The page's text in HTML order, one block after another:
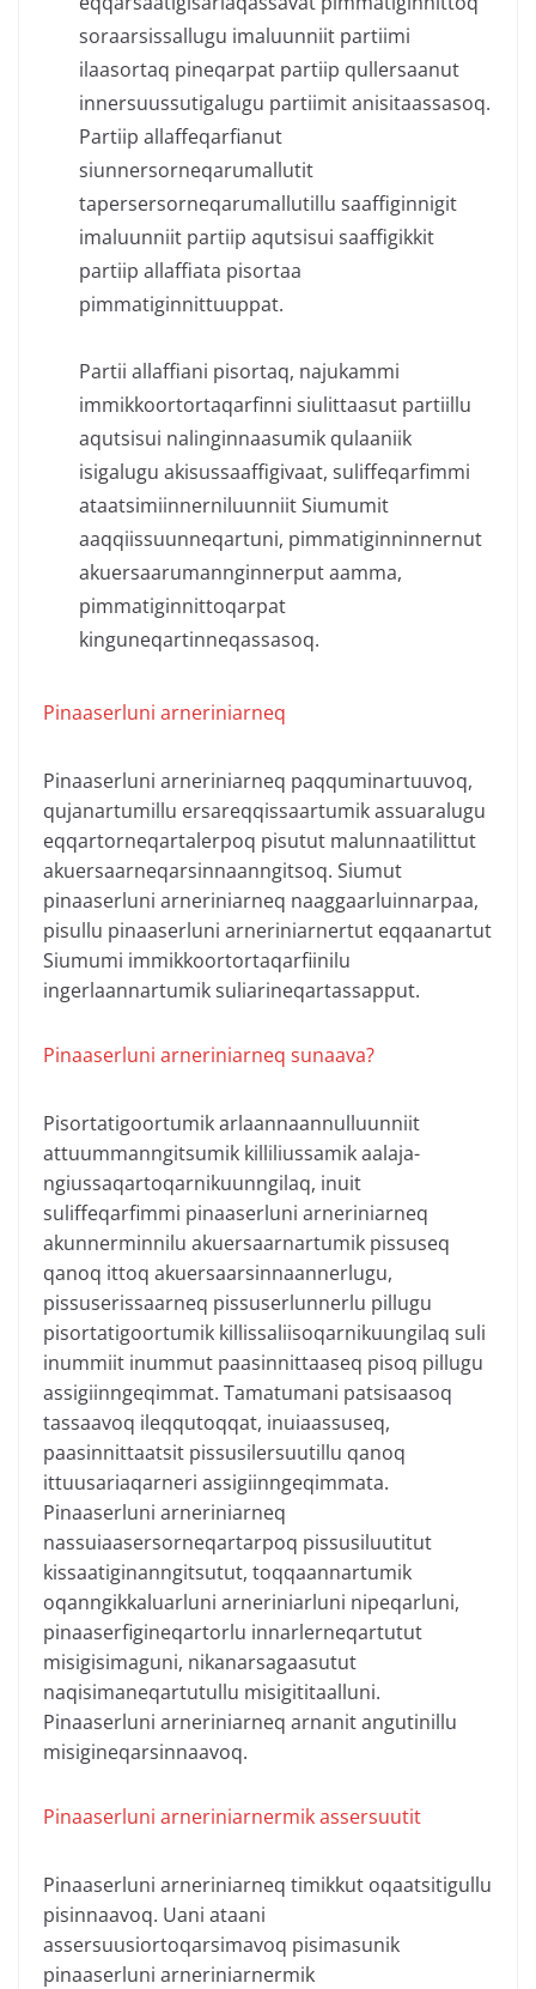
soraarsissallugu imaluunniit partiimi
ilaasortaq pineqarpat partiip qullersaanut
innersuussutigalugu partiimit anisitaassasoq.
Partiip allaffeqarfianut
siunnersorneqarumallutit
tapersersorneqarumallutillu saaffiginnigit
imaluunniit partiip aqutsisui saaffigikkit
partiip allaffiata pisortaa
pimmatiginnittuuppat.
Partii allaffiani pisortaq, najukammi
immikkoortortaqarfinni siulittaasut partiillu
aqutsisui nalinginnaasumik qulaaniik
isigalugu akisussaaffigivaat, suliffeqarfimmi
ataatsimiinnerniluunniit Siumumit
aaqqiissuunneqartuni, pimmatiginninnernut
akuersaarumannginnerput aamma,
pimmatiginnittoqarpat
kinguneqartinneqassasoq.
Pinaaserluni arneriniarneq
Pinaaserluni arneriniarneq paqquminartuuvoq,
qujanartumillu ersareqqissaartumik assuaralugu
eqqartorneqartalerpoq pisutut malunnaatilittut
akuersaarneqarsinnaanngitsoq. Siumut
pinaaserluni arneriniarneq naaggaarluinnarpaa,
pisullu pinaaserluni arneriniarnertut eqqaanartut
Siumumi immikkoortortaqarfiinilu
ingerlaannartumik suliarineqartassapput.
Pinaaserluni arneriniarneq sunaava?
Pisortatigoortumik arlaannaannulluunniit
attuummanngitsumik killiliussamik aalaja-
ngiussaqartoqarnikuunngilaq, inuit
suliffeqarfimmi pinaaserluni arneriniarneq
akunnerminnilu akuersaarnartumik pissuseq
qanoq ittoq akuersaarsinnaannerlugu,
pissuserissaarneq pissuserlunnerlu pillugu
pisortatigoortumik killissaliisoqarnikuungilaq suli
inummiit inummut paasinnittaaseq pisoq pillugu
assigiinngeqimmat. Tamatumani patsisaasoq
tassaavoq ileqqutoqqat, inuiaassuseq,
paasinnittaatsit pissusilersuutillu qanoq
ittuusariaqarneri assigiinngeqimmata.
Pinaaserluni arneriniarneq
nassuiaasersorneqartarpoq pissusiluutitut
kissaatiginanngitsutut, toqqaannartumik
oqanngikkaluarluni arneriniarluni nipeqarluni,
pinaaserfigineqartorlu innarlerneqartutut
misigisimaguni, nikanarsagaasutut
naqisimaneqartutullu misigititaalluni.
Pinaaserluni arneriniarneq arnanit angutinillu
misigineqarsinnaavoq.
Pinaaserluni arneriniarnermik assersuutit
Pinaaserluni arneriniarneq timikkut oqaatsitigullu
pisinnaavoq. Uani ataani
assersuusiortoqarsimavoq pisimasunik
pinaaserluni arneriniarnermik